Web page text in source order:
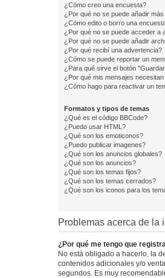
¿Cómo creo una encuesta?
¿Por qué no se puede añadir
¿Cómo edito o borro una
¿Por qué no se puede acceder a
¿Por qué no se puede añadir
¿Por qué recibí una advertencia?
¿Cómo se puede reportar un
¿Para qué sirve el botón
¿Por qué mis mensajes
¿Cómo hago para reactivar un
Formatos y tipos de temas
¿Qué es el código BBCode?
¿Puedo usar HTML?
¿Qué son los emoticonos?
¿Puedo publicar imagenes?
¿Qué son los anuncios globales?
¿Qué son los anuncios?
¿Qué son los temas fijos?
¿Qué son los temas cerrados?
¿Qué son los iconos para los
Problemas acerca de la
¿Por qué me tengo que
No está obligado a hacerlo, la
contenidos adicionales y/o
segundos. Es muy